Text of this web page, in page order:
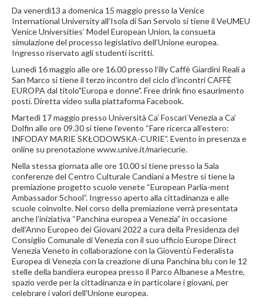
Da venerdì13 a domenica 15 maggio presso la Venice
International University all’Isola di San Servolo si tiene il VeUMEU
Venice Universities’ Model European Union, la consueta
simulazione del processo legislativo dell’Unione europea.
Ingresso riservato agli studenti iscritti.
Lunedì 16 maggio alle ore 16.00 presso l’illy Caffè Giardini Reali a
San Marco si tiene il terzo incontro del ciclo d’incontri CAFFÈ
EUROPA dal titolo"Europa e donne". Free drink fino esaurimento
posti. Diretta video sulla piattaforma Facebook.
Martedì 17 maggio presso Università Ca’ Foscari Venezia a Ca’
Dolfin alle ore 09.30 si tiene l’evento “Fare ricerca all’estero:
INFODAY MARIE SKŁODOWSKA-CURIE”. Evento in presenza e
online su prenotazione www.unive.it/mariecurie.
Nella stessa giornata alle ore 10.00 si tiene presso la Sala
conferenze del Centro Culturale Candiani a Mestre si tiene la
premiazione progetto scuole venete “European Parlia-ment
Ambassador School”. Ingresso aperto alla cittadinanza e alle
scuole coinvolte. Nel corso della premiazione verrà presentata
anche l’iniziativa “Panchina europea a Venezia” in occasione
dell'Anno Europeo dei Giovani 2022 a cura della Presidenza del
Consiglio Comunale di Venezia con il suo ufficio Europe Direct
Venezia Veneto in collaborazione con la Gioventù Federalista
Europea di Venezia con la creazione di una Panchina blu con le 12
stelle della bandiera europea presso il Parco Albanese a Mestre,
spazio verde per la cittadinanza e in particolare i giovani, per
celebrare i valori dell'Unione europea.